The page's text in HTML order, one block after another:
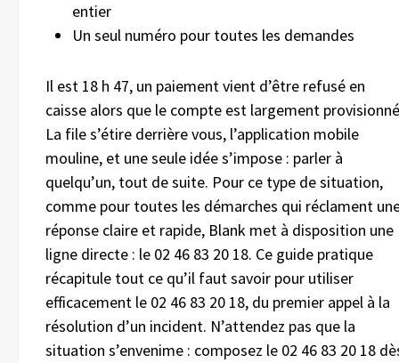
entier
Un seul numéro pour toutes les demandes
Il est 18 h 47, un paiement vient d’être refusé en
caisse alors que le compte est largement
La file s’étire derrière vous, l’application mobile
mouline, et une seule idée s’impose : parler à
quelqu’un, tout de suite. Pour ce type de situation,
comme pour toutes les démarches qui réclament
réponse claire et rapide, Blank met à disposition une
ligne directe : le 02 46 83 20 18. Ce guide pratique
récapitule tout ce qu’il faut savoir pour utiliser
efficacement le 02 46 83 20 18, du premier appel à la
résolution d’un incident. N’attendez pas que la
situation s’envenime : composez le 02 46 83 20 18